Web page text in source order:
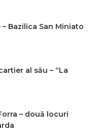
Bazilica San Miniato
al său – “La
– două locuri